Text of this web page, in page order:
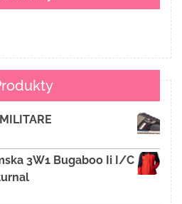
3W1 Bugaboo Ii I/C